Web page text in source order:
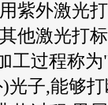
紫外激光
他激光打
工过程称
光子,能够